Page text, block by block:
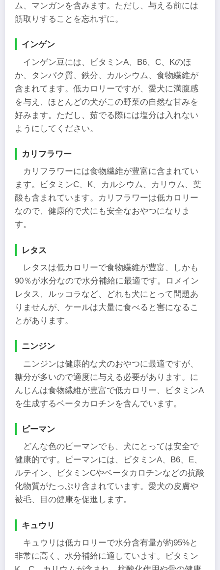
ム、マンガンを含みます。ただし、与える前には
筋取りすることを忘れずに。
インゲン
インゲン豆には、ビタミンA、B6、C、Kのほ
か、タンパク質、鉄分、カルシウム、食物繊維が
含まれてます。低カロリーですが、愛犬に満腹感
を与え、ほとんどの犬がこの野菜の自然な甘みを
好みます。ただし、茹でる際には塩分は入れない
ようにしてください。
カリフラワー
カリフラワーには食物繊維が豊富に含まれてい
ます。ビタミンC、K、カルシウム、カリウム、葉
酸も含まれています。カリフラワーは低カロリー
なので、健康的で犬にも安全なおやつになりま
す。
レタス
レタスは低カロリーで食物繊維が豊富、しかも
90％が水分なので水分補給に最適です。ロメイン
レタス、ルッコラなど、どれも犬にとって問題あ
りませんが、ケールは大量に食べると害になるこ
とがあります。
ニンジン
ニンジンは健康的な犬のおやつに最適ですが、
糖分が多いので適度に与える必要があります。に
んじんは食物繊維が豊富で低カロリー、ビタミンA
を生成するベータカロチンを含んでいます。
ピーマン
どんな色のピーマンでも、犬にとっては安全で
健康的です。ピーマンには、ビタミンA、B6、E、
ルテイン、ビタミンCやベータカロチンなどの抗酸
化物質がたっぷり含まれています。愛犬の皮膚や
被毛、目の健康を促進します。
キュウリ
キュウリは低カロリーで水分含有量が約95%と
非常に高く、水分補給に適しています。ビタミン